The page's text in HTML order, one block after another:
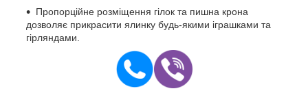
Пропорційне розміщення гілок та пишна крона
дозволяє прикрасити ялинку будь-якими іграшками та
гірляндами.